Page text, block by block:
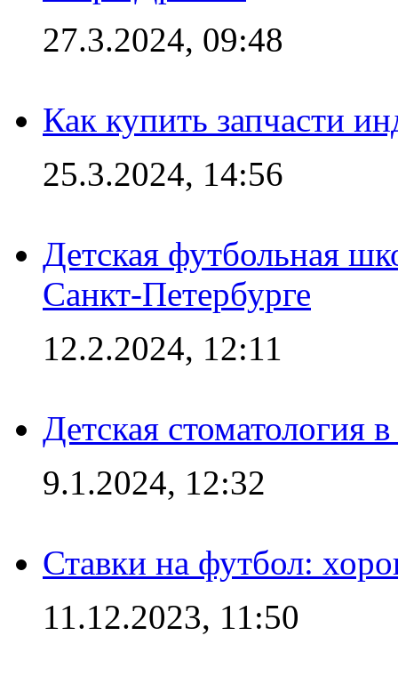
27.3.2024, 09:48
Как купить запчасти
25.3.2024, 14:56
Детская футбольная
Санкт-Петербурге
12.2.2024, 12:11
Детская стоматология
9.1.2024, 12:32
Ставки на футбол:
11.12.2023, 11:50